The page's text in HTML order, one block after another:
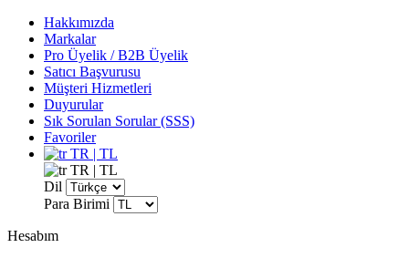
Hakkımızda
Markalar
Pro Üyelik / B2B Üyelik
Satıcı Başvurusu
Müşteri Hizmetleri
Duyurular
Sık Sorulan Sorular (SSS)
Favoriler
TR | TL
TR | TL
Dil
Para Birimi
Hesabım